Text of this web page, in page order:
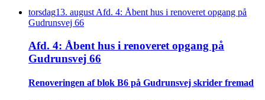
torsdag13. august Afd. 4: Åbent hus i renoveret opgang på
Gudrunsvej 66
Afd. 4: Åbent hus i renoveret opgang på
Gudrunsvej 66
Renove­ringen af blok B6 på Gudrunsvej skrider fremad